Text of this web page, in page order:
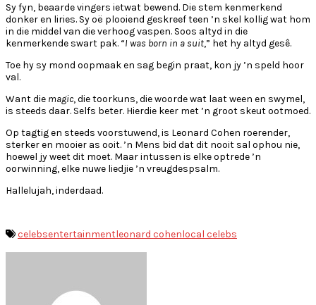
Sy fyn, beaarde vingers ietwat bewend. Die stem kenmerkend
donker en liries. Sy oë plooiend geskreef teen ’n skel kollig wat hom
in die middel van die verhoog vaspen. Soos altyd in die
kenmerkende swart pak. “I was born in a suit,” het hy altyd gesê.
Toe hy sy mond oopmaak en sag begin praat, kon jy ’n speld hoor
val.
Want die magic, die toorkuns, die woorde wat laat ween en swymel,
is steeds daar. Selfs beter. Hierdie keer met ’n groot skeut ootmoed.
Op tagtig en steeds voorstuwend, is Leonard Cohen roerender,
sterker en mooier as ooit. ’n Mens bid dat dit nooit sal ophou nie,
hoewel jy weet dit moet. Maar intussen is elke optrede ’n
oorwinning, elke nuwe liedjie ’n vreugdespsalm.
Hallelujah, inderdaad.
celebsentertainmentleonard cohenlocal celebs